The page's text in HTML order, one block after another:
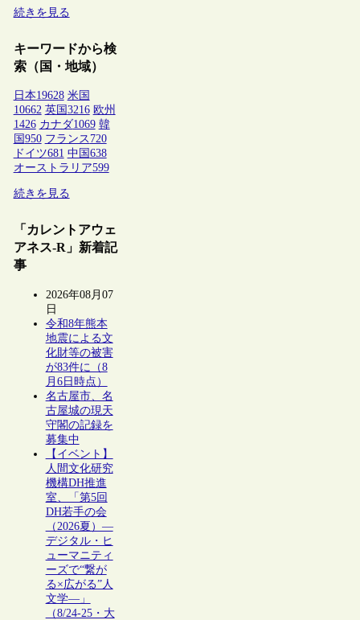
続きを見る
キーワードから検
索（国・地域）
日本19628 米国
10662 英国 3216 欧州
1426 カナダ1069 韓
国 950 フランス 720
ドイツ681 中国 638
オーストラリア599
続きを見る
「カレントアウェ
アネス-R」新着記
事
2026年08月07
日
令和8年熊本
地震による文
化財等の被害
が83件に（8
月6日時点）
名古屋市、名
古屋城の現天
守閣の記録を
募集中
【イベント】
人間文化研究
機構DH推進
室、「第5回
DH若手の会
（2026夏）―
デジタル・ヒ
ューマニティ
ーズで“繋が
る×広がる”人
文学―」
（8/24-25・大